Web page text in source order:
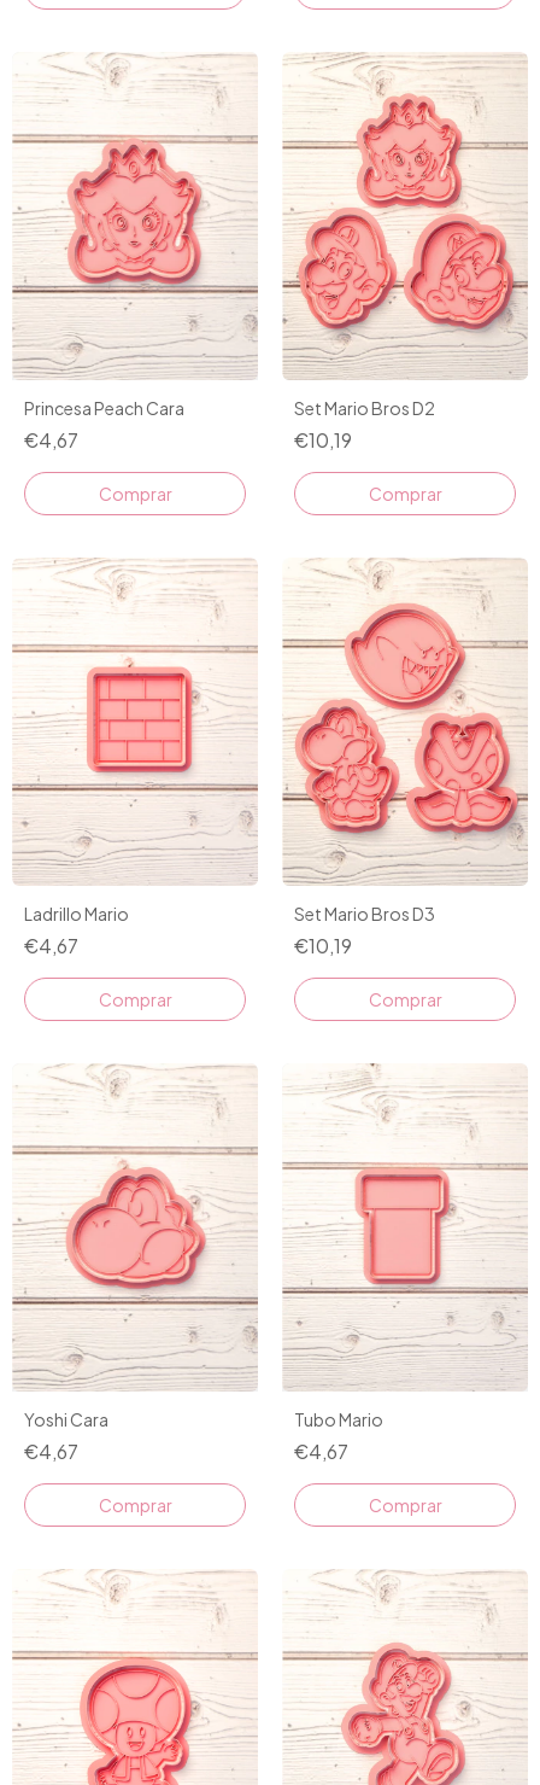
Princesa Peach Cara
€4,67
Comprar
Set Mario Bros D2
€10,19
Ladrillo Mario
€4,67
Comprar
Set Mario Bros D3
€10,19
Yoshi Cara
€4,67
Comprar
Tubo Mario
€4,67
Comprar